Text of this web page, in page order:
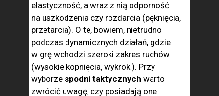
elastyczność, a wraz z nią odporność
na uszkodzenia czy rozdarcia (pęknięcia,
przetarcia). O te, bowiem, nietrudno
podczas dynamicznych działań, gdzie
w grę wchodzi szeroki zakres ruchów
(wysokie kopnięcia, wykroki). Przy
wyborze spodni taktycznych warto
zwrócić uwagę, czy posiadają one